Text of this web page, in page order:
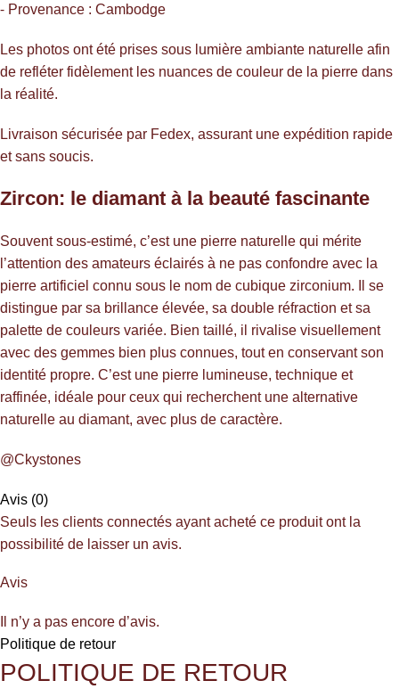
⁃ Provenance : Cambodge
Les photos ont été prises sous lumière ambiante naturelle afin
de refléter fidèlement les nuances de couleur de la pierre dans
la réalité.
Livraison sécurisée par Fedex, assurant une expédition rapide
et sans soucis.
Zircon: le diamant à la beauté fascinante
Souvent sous-estimé, c’est une pierre naturelle qui mérite
l’attention des amateurs éclairés à ne pas confondre avec la
pierre artificiel connu sous le nom de cubique zirconium. Il se
distingue par sa brillance élevée, sa double réfraction et sa
palette de couleurs variée. Bien taillé, il rivalise visuellement
avec des gemmes bien plus connues, tout en conservant son
identité propre. C’est une pierre lumineuse, technique et
raffinée, idéale pour ceux qui recherchent une alternative
naturelle au diamant, avec plus de caractère.
@Ckystones
Avis (0)
Avis
Il n’y a pas encore d’avis.
Seuls les clients connectés ayant acheté ce produit ont la
possibilité de laisser un avis.
Politique de retour
POLITIQUE DE RETOUR